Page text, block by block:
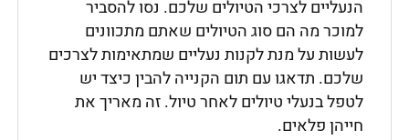
הנעליים לצרכי הטיולים שלכם. נסו להסביר
למוכר מה הם סוג הטיולים שאתם מתכוונים
לעשות על מנת לקנות נעליים שמתאימות לצרכים
שלכם. תדאגו עם תום הקנייה להבין כיצד יש
לטפל בנעלי טיולים לאחר טיול. זה מאריך את
חייהן פלאים.